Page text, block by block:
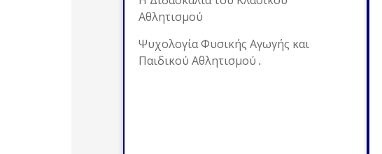
Αθλητισμού
Ψυχολογία Φυσικής Αγωγής και
Παιδικού Αθλητισμού .